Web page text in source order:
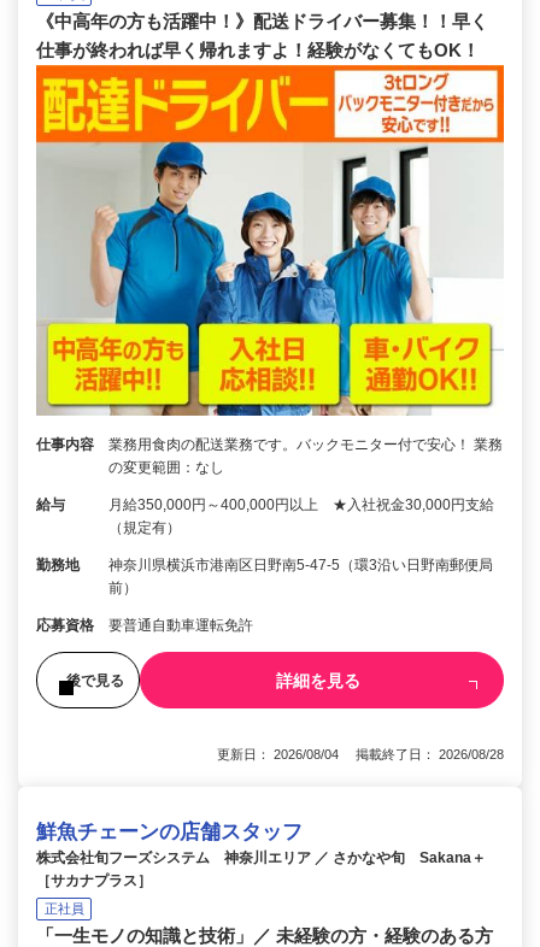
《中高年の方も活躍中！》配送ドライバー募集！！早く
仕事が終われば早く帰れますよ！経験がなくてもOK！
仕事内容
業務用食肉の配送業務です。バックモニター付で安心！ 業務
の変更範囲：なし
給与
月給350,000円～400,000円以上 ★入社祝金30,000円支給
（規定有）
勤務地
神奈川県横浜市港南区日野南5-47-5（環3沿い日野南郵便局
前）
応募資格 要普通自動車運転免許
後で見る 詳細を見る
更新日： 2026/08/04 掲載終了日： 2026/08/28
鮮魚チェーンの店舗スタッフ
株式会社旬フーズシステム 神奈川エリア ／ さかなや旬 Sakana＋
［サカナプラス］
正社員
「一生モノの知識と技術」／ 未経験の方・経験のある方